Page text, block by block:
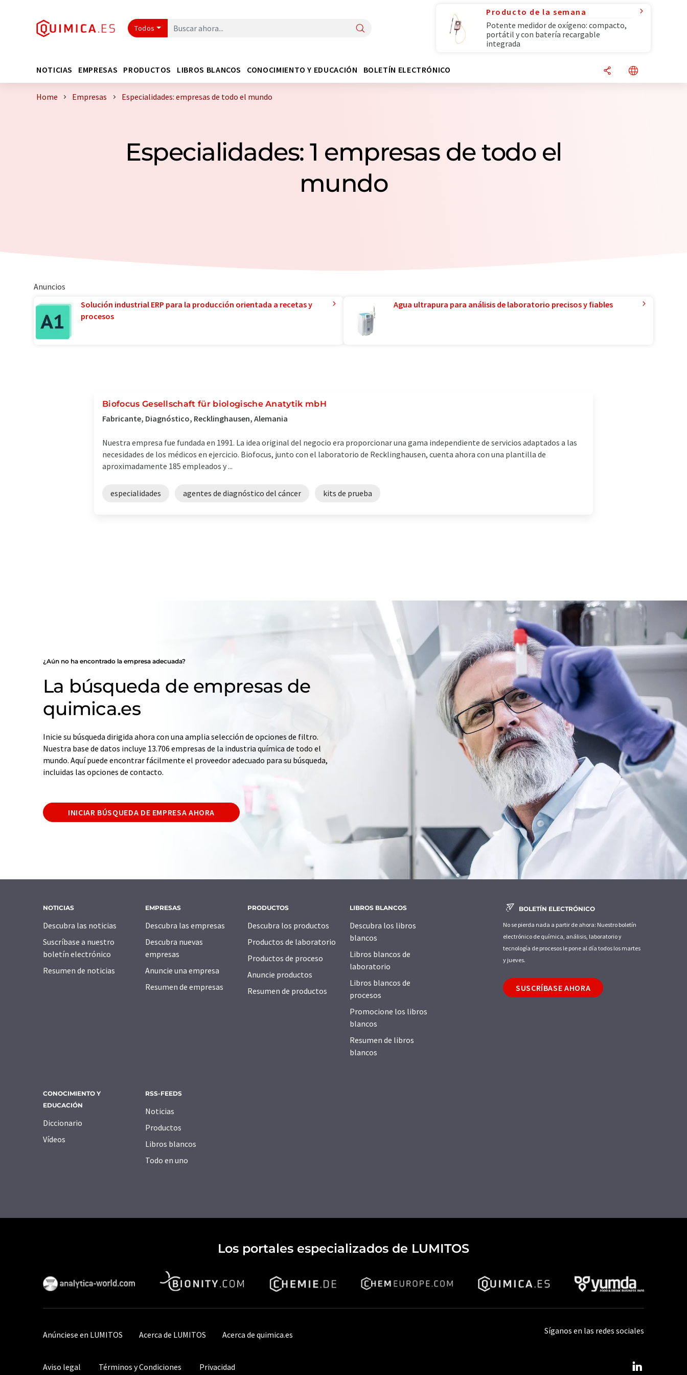
Todos
Producto de la semana
Potente medidor de oxígeno: compacto,
portátil y con batería recargable
integrada
NOTICIAS EMPRESAS PRODUCTOS LIBROS BLANCOS CONOCIMIENTO Y EDUCACIÓN BOLETÍN ELECTRÓNICO
Home Empresas Especialidades: empresas de todo el mundo
Especialidades: 1 empresas de todo el
mundo
Anuncios
Solución industrial ERP para la producción orientada a recetas y
procesos
Agua ultrapura para análisis de laboratorio precisos y fiables
Biofocus Gesellschaft für biologische Anatytik mbH
Fabricante, Diagnóstico, Recklinghausen, Alemania
Nuestra empresa fue fundada en 1991. La idea original del negocio era proporcionar una gama independiente de servicios adaptados a las
necesidades de los médicos en ejercicio. Biofocus, junto con el laboratorio de Recklinghausen, cuenta ahora con una plantilla de
aproximadamente 185 empleados y ...
especialidades agentes de diagnóstico del cáncer kits de prueba
¿Aún no ha encontrado la empresa adecuada?
La búsqueda de empresas de
quimica.es
Inicie su búsqueda dirigida ahora con una amplia selección de opciones de filtro.
Nuestra base de datos incluye 13.706 empresas de la industria química de todo el
mundo. Aquí puede encontrar fácilmente el proveedor adecuado para su búsqueda,
incluidas las opciones de contacto.
INICIAR BÚSQUEDA DE EMPRESA AHORA
NOTICIAS
Descubra las noticias
Suscríbase a nuestro
boletín electrónico
Resumen de noticias
EMPRESAS
Descubra las empresas
Descubra nuevas
empresas
Anuncie una empresa
Resumen de empresas
PRODUCTOS
Descubra los productos
Productos de laboratorio
Productos de proceso
Anuncie productos
Resumen de productos
LIBROS BLANCOS
Descubra los libros
blancos
Libros blancos de
laboratorio
Libros blancos de
procesos
Promocione los libros
blancos
Resumen de libros
blancos
CONOCIMIENTO Y
EDUCACIÓN
Diccionario
Vídeos
RSS-FEEDS
Noticias
Productos
Libros blancos
Todo en uno
BOLETÍN ELECTRÓNICO
No se pierda nada a partir de ahora: Nuestro boletín
electrónico de química, análisis, laboratorio y
tecnología de procesos le pone al día todos los martes
y jueves.
SUSCRÍBASE AHORA
Los portales especializados de LUMITOS
Anúnciese en LUMITOS Acerca de LUMITOS Acerca de quimica.es
Aviso legal Términos y Condiciones Privacidad
Síganos en las redes sociales